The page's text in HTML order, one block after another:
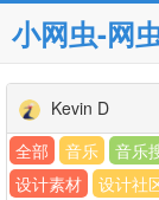
小网虫-网
Kevin D
全部
音乐 音乐
设计素材
设计社